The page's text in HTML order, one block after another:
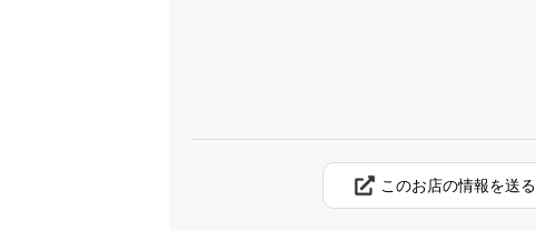
このお店の情報を送る